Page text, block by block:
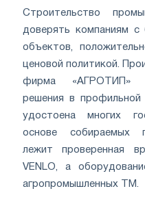
Строительство
доверять компаниям с
объектов,
ценовой политикой.
фирма «АГРОТИП»
решения в
удостоена многих
основе собираемых
лежит проверенная
VENLO, а
агропромышленных ТМ.